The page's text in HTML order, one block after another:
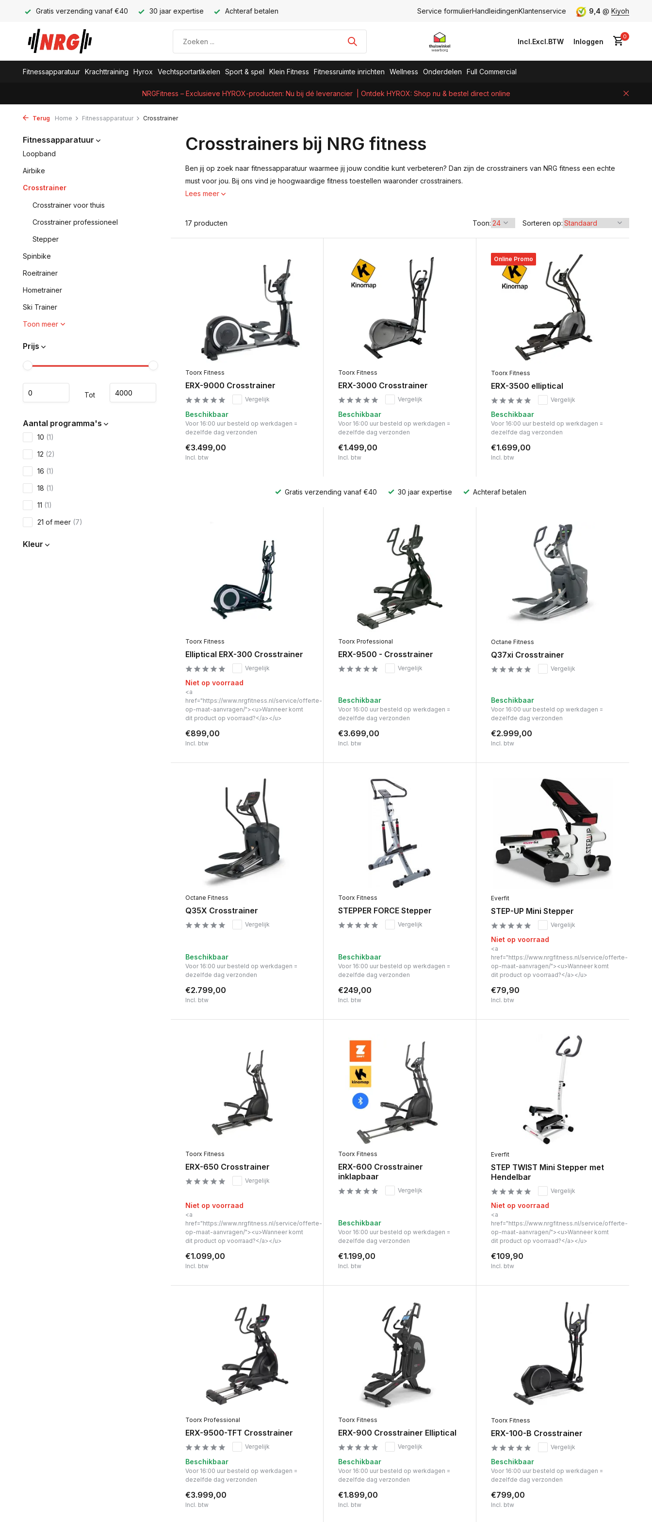
Gratis verzending vanaf €40 30 jaar expertise Achteraf betalen Service formulierHandleidingenKlantenservice 9,4 @ Kiyoh
Incl.Excl.BTW Inloggen
0
Fitnessapparatuur Krachttraining Hyrox Vechtsportartikelen Sport & spel Klein Fitness Fitnessruimte inrichten Wellness Onderdelen Full Commercial
NRGFitness – Exclusieve HYROX-producten: Nu bij dé leverancier | Ontdek HYROX: Shop nu & bestel direct online
Terug Home Fitnessapparatuur Crosstrainer
Fitnessapparatuur
Loopband
Airbike
Crosstrainer
Crosstrainer voor thuis
Crosstrainer professioneel
Stepper
Spinbike
Roeitrainer
Hometrainer
Ski Trainer
Toon meer
Prijs
Tot
Aantal programma's
10 (1)
12 (2)
16 (1)
18 (1)
11 (1)
21 of meer (7)
Kleur
Crosstrainers bij NRG fitness
Ben jij op zoek naar fitnessapparatuur waarmee jij jouw conditie kunt verbeteren? Dan zijn de crosstrainers van NRG fitness een echte
must voor jou. Bij ons vind je hoogwaardige fitness toestellen waaronder crosstrainers.
Lees meer
17 producten Toon: Sorteren op:
Toorx Fitness
ERX-9000 Crosstrainer
Vergelijk
Beschikbaar
Voor 16:00 uur besteld op werkdagen =
dezelfde dag verzonden
€3.499,00
Incl. btw
Toorx Fitness
ERX-3000 Crosstrainer
Vergelijk
Beschikbaar
Voor 16:00 uur besteld op werkdagen =
dezelfde dag verzonden
€1.499,00
Incl. btw
Online Promo
Toorx Fitness
ERX-3500 elliptical
Vergelijk
Beschikbaar
Voor 16:00 uur besteld op werkdagen =
dezelfde dag verzonden
€1.699,00
Incl. btw
Gratis verzending vanaf €40 30 jaar expertise Achteraf betalen
Toorx Fitness
Elliptical ERX-300 Crosstrainer
Vergelijk
Niet op voorraad
<a
href="https://www.nrgfitness.nl/service/offerte-
op-maat-aanvragen/"><u>Wanneer komt
dit product op voorraad?</a></u>
€899,00
Incl. btw
Toorx Professional
ERX-9500 - Crosstrainer
Vergelijk
Beschikbaar
Voor 16:00 uur besteld op werkdagen =
dezelfde dag verzonden
€3.699,00
Incl. btw
Octane Fitness
Q37xi Crosstrainer
Vergelijk
Beschikbaar
Voor 16:00 uur besteld op werkdagen =
dezelfde dag verzonden
€2.999,00
Incl. btw
Octane Fitness
Q35X Crosstrainer
Vergelijk
Beschikbaar
Voor 16:00 uur besteld op werkdagen =
dezelfde dag verzonden
€2.799,00
Incl. btw
Toorx Fitness
STEPPER FORCE Stepper
Vergelijk
Beschikbaar
Voor 16:00 uur besteld op werkdagen =
dezelfde dag verzonden
€249,00
Incl. btw
Everfit
STEP-UP Mini Stepper
Vergelijk
Niet op voorraad
<a
href="https://www.nrgfitness.nl/service/offerte-
op-maat-aanvragen/"><u>Wanneer komt
dit product op voorraad?</a></u>
€79,90
Incl. btw
Toorx Fitness
ERX-650 Crosstrainer
Vergelijk
Niet op voorraad
<a
href="https://www.nrgfitness.nl/service/offerte-
op-maat-aanvragen/"><u>Wanneer komt
dit product op voorraad?</a></u>
€1.099,00
Incl. btw
Toorx Fitness
ERX-600 Crosstrainer
inklapbaar
Vergelijk
Beschikbaar
Voor 16:00 uur besteld op werkdagen =
dezelfde dag verzonden
€1.199,00
Incl. btw
Everfit
STEP TWIST Mini Stepper met
Hendelbar
Vergelijk
Niet op voorraad
<a
href="https://www.nrgfitness.nl/service/offerte-
op-maat-aanvragen/"><u>Wanneer komt
dit product op voorraad?</a></u>
€109,90
Incl. btw
Toorx Professional
ERX-9500-TFT Crosstrainer
Vergelijk
Beschikbaar
Voor 16:00 uur besteld op werkdagen =
dezelfde dag verzonden
€3.999,00
Incl. btw
Toorx Fitness
ERX-900 Crosstrainer Elliptical
Vergelijk
Beschikbaar
Voor 16:00 uur besteld op werkdagen =
dezelfde dag verzonden
€1.899,00
Incl. btw
Toorx Fitness
ERX-100-B Crosstrainer
Vergelijk
Beschikbaar
Voor 16:00 uur besteld op werkdagen =
dezelfde dag verzonden
€799,00
Incl. btw